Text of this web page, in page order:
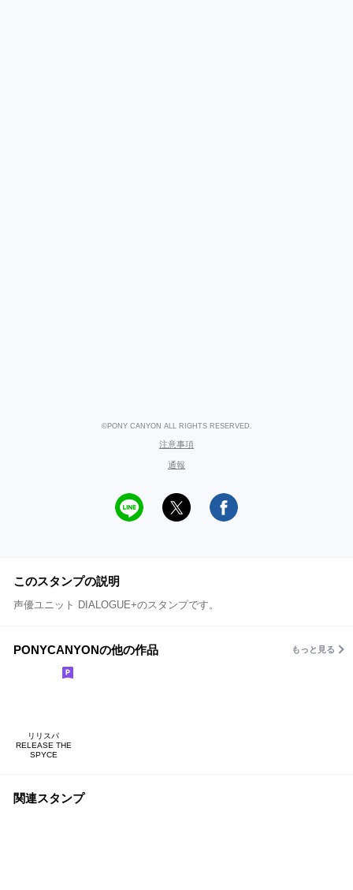
©PONY CANYON ALL RIGHTS RESERVED.
注意事項
通報
このスタンプの説明
声優ユニット DIALOGUE+のスタンプです。
PONYCANYONの他の作品 もっと見る
リリスパ
RELEASE THE
SPYCE
関連スタンプ